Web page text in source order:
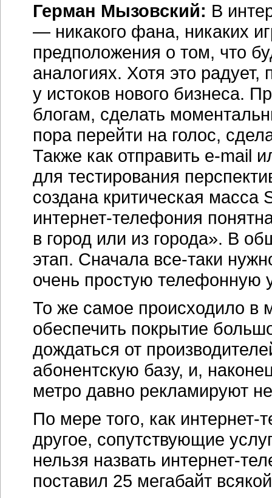
Герман Мызовский: В
— никакого фана, никаких
предположения о том, что
аналогиях. Хотя это радует,
у истоков нового бизнеса.
блогам, сделать
пора перейти на голос,
Также как отправить e-mail
для тестирования
создана критическая масса
интернет-телефония
в город или из города». В
этап. Сначала все-таки
очень простую телефонную
То же самое происходило в
обеспечить покрытие
дождаться от
абонентскую базу, и,
метро давно рекламируют
По мере того, как интернет-
другое, сопутствующие
нельзя назвать интернет-
поставил 25 мегабайт